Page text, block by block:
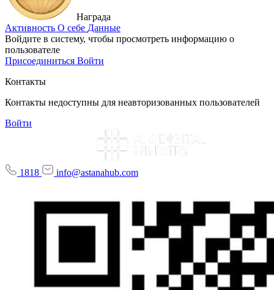
Награда
Активность О себе Данные
Войдите в систему, чтобы просмотреть информацию о
пользователе
Присоединиться Войти
Контакты
Контакты недоступны для неавторизованных пользователей
Войти
1818 info@astanahub.com